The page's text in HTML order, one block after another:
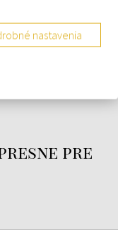
pre
nastavenia